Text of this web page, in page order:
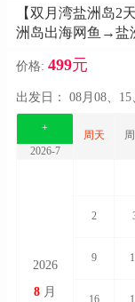
【双月湾盐洲岛2
洲岛出海网鱼→盐
价格: 499元
出发日： 08月08、15
+
2026-7
周天
2026
8 月
2
9
16